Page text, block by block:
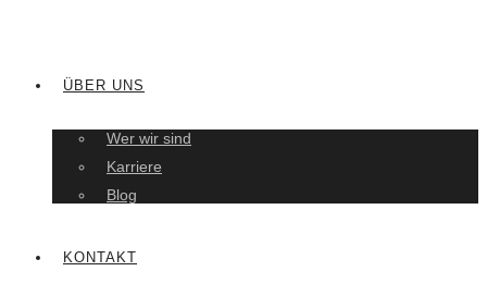
ÜBER UNS
Wer wir sind
Karriere
Blog
KONTAKT